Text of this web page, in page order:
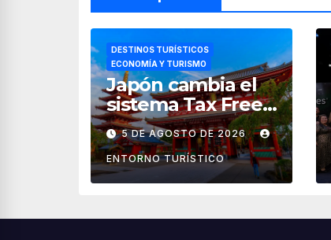
DESTINOS TURÍSTICOS
ECONOMÍA Y TURISMO
Japón cambia el
sistema Tax Free
por el de
reembolso de
impuestos desde
noviembre de
5 DE AGOSTO DE 2026
ENTORNO TURÍSTICO